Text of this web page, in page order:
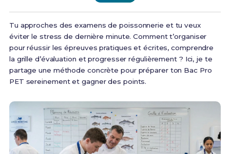
Tu approches des examens de poissonnerie et tu veux
éviter le stress de dernière minute. Comment t’organiser
pour réussir les épreuves pratiques et écrites, comprendre
la grille d’évaluation et progresser régulièrement ? Ici, je te
partage une méthode concrète pour préparer ton Bac Pro
PET sereinement et gagner des points.